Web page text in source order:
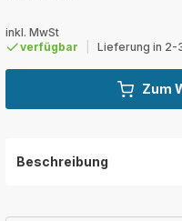
inkl. MwSt
verfügbar
Lieferung in 2-
Zum
Beschreibung